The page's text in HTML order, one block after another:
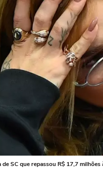
SC que repassou R$ 17,7